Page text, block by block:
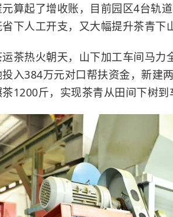
算起了增收账，目前园区4台轨
下人工开支，又大幅提升茶青下
运茶热火朝天，山下加工车间马
入384万元对口帮扶资金，新建
1200斤，实现茶青从田间下树到